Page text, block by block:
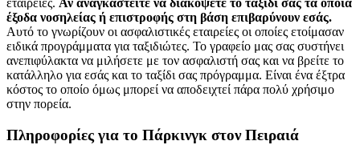
εταιρείες. Αν αναγκαστείτε να διακόψετε το ταξίδι σας τα όποια
έξοδα νοσηλείας ή επιστροφής στη βάση επιβαρύνουν εσάς.
Αυτό το γνωρίζουν οι ασφαλιστικές εταιρείες οι οποίες ετοίμασαν
ειδικά προγράμματα για ταξιδιώτες. Το γραφείο μας σας συστήνει
ανεπιφύλακτα να μιλήσετε με τον ασφαλιστή σας και να βρείτε το
κατάλληλο για εσάς και το ταξίδι σας πρόγραμμα. Είναι ένα έξτρα
κόστος το οποίο όμως μπορεί να αποδειχτεί πάρα πολύ χρήσιμο
στην πορεία.
Πληροφορίες για το Πάρκινγκ στον Πειραιά